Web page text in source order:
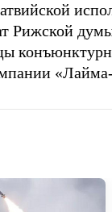
Рижской